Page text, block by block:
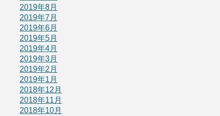
2019年8月
2019年7月
2019年6月
2019年5月
2019年4月
2019年3月
2019年2月
2019年1月
2018年12月
2018年11月
2018年10月